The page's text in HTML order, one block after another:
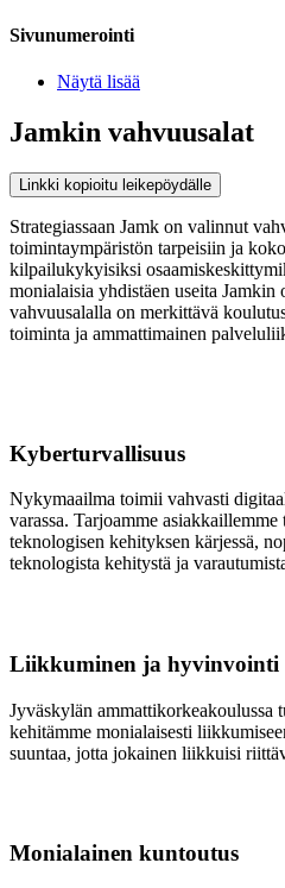
Sivunumerointi
Näytä lisää
Jamkin vahvuusalat
Linkki kopioitu leikepöydälle
Strategiassaan Jamk on valinnut
toimintaympäristön tarpeisiin ja
kilpailukykyisiksi
monialaisia yhdistäen useita Jamkin
vahvuusalalla on merkittävä
toiminta ja ammattimainen
Kyberturvallisuus
Nykymaailma toimii vahvasti
varassa. Tarjoamme
teknologisen kehityksen kärjessä,
teknologista kehitystä ja
Liikkuminen ja hyvinvointi
Jyväskylän ammattikorkeakoulussa
kehitämme monialaisesti
suuntaa, jotta jokainen liikkuisi
Monialainen kuntoutus